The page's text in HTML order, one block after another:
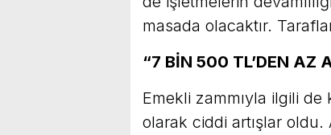
masada olacaktır.
“7 BİN 500 TL’DEN AZ
Emekli zammıyla ilgili de
olarak ciddi artışlar